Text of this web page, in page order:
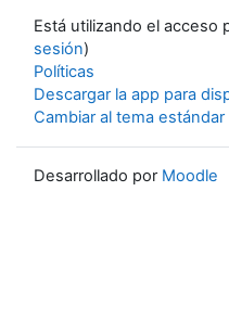
Está utilizando el acceso
sesión)
Políticas
Descargar la app para
Cambiar al tema estándar
Desarrollado por Moodle